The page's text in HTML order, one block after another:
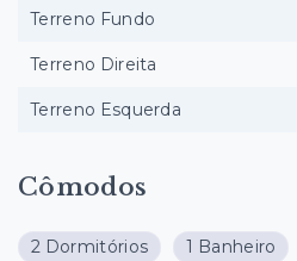
Cômodos
2 Dormitórios 1 Banheiro
Terreno Fundo
Terreno Direita
Terreno Esquerda